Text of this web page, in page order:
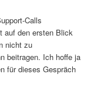
Calls
auf den ersten Blick
nicht zu
beitragen. Ich hoffe ja
für dieses Gespräch